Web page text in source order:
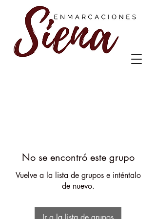
No se encontró este grupo
Vuelve a la lista de grupos e inténtalo
de nuevo.